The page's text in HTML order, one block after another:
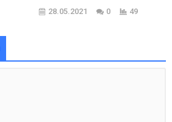
28.05.2021 0 49